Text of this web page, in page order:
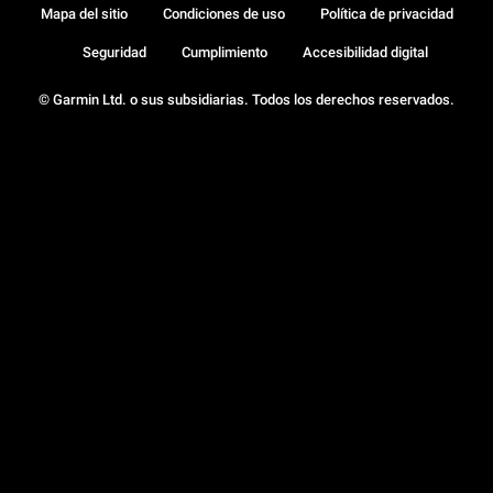
© Garmin Ltd. o sus subsidiarias. Todos los derechos reservados.
Mapa del sitio Condiciones de uso Política de privacidad
Seguridad Cumplimiento Accesibilidad digital